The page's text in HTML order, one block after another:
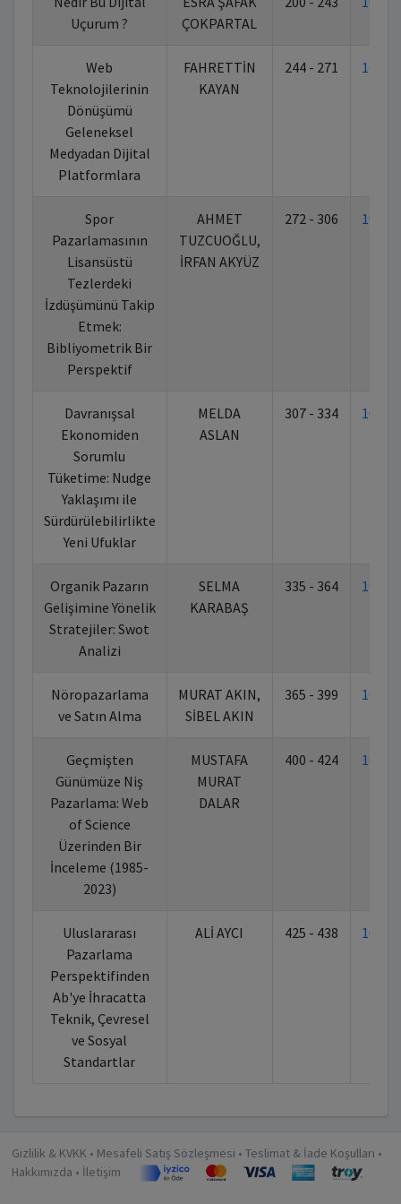
Uçurum ?
ÇOKPARTAL
Web
Teknolojilerinin
Dönüşümü
Geleneksel
Medyadan Dijital
Platformlara
FAHRETTİN
KAYAN
244 - 271
Spor
Pazarlamasının
Lisansüstü
Tezlerdeki
İzdüşümünü Takip
Etmek:
Bibliyometrik Bir
Perspektif
AHMET
TUZCUOĞLU,
İRFAN AKYÜZ
272 - 306
Davranışsal
Ekonomiden
Sorumlu
Tüketime: Nudge
Yaklaşımı ile
Sürdürülebilirlikte
Yeni Ufuklar
MELDA
ASLAN
307 - 334
Organik Pazarın
Gelişimine Yönelik
Stratejiler: Swot
Analizi
SELMA
KARABAŞ
335 - 364
Nöropazarlama
ve Satın Alma
MURAT AKIN,
SİBEL AKIN
365 - 399
Geçmişten
Günümüze Niş
Pazarlama: Web
of Science
Üzerinden Bir
İnceleme (1985-
2023)
MUSTAFA
MURAT
DALAR
400 - 424
Uluslararası
Pazarlama
Perspektifinden
Ab'ye İhracatta
Teknik, Çevresel
ve Sosyal
Standartlar
ALİ AYCI 425 - 438
Gizlilik & KVKK • Mesafeli Satış Sözleşmesi • Teslimat & İade Koşulları •
Hakkımızda • İletişim